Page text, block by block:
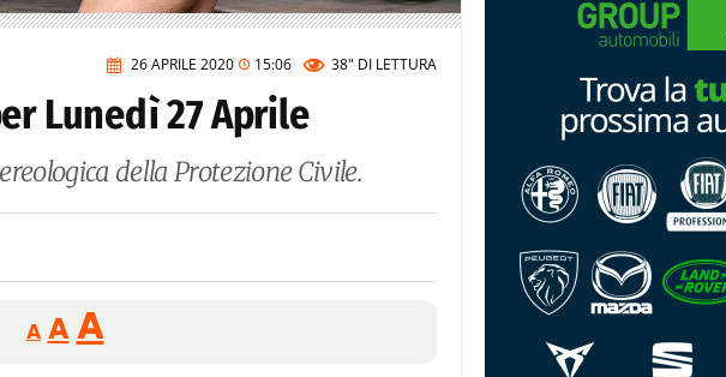
26 APRILE 2020 15:06 38" DI LETTURA
Lunedì 27 Aprile
della Protezione Civile.
A
Reducir
tamaño
A Restablecer
tamaño
AAumentar